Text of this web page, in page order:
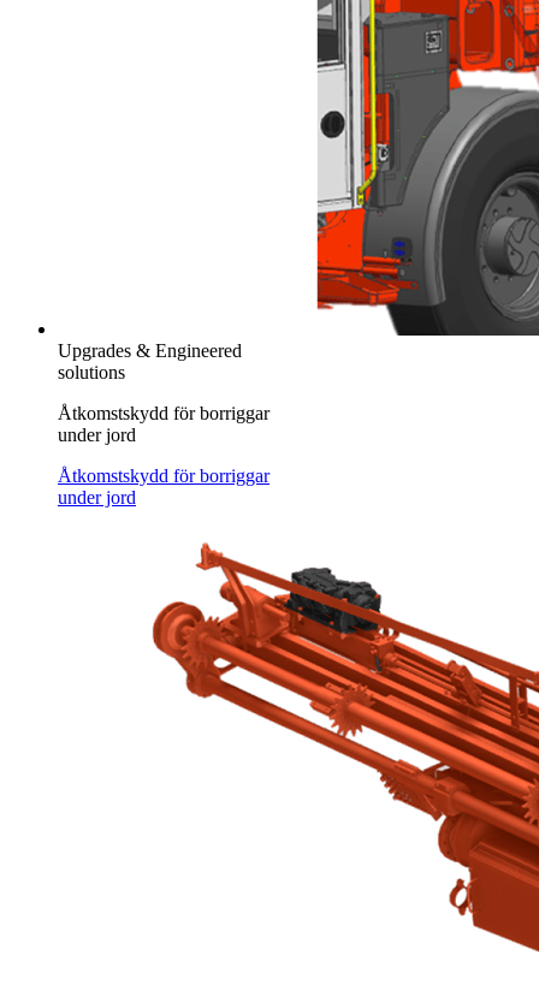
Upgrades & Engineered
solutions
Åtkomstskydd för borriggar
under jord
Åtkomstskydd för borriggar
under jord